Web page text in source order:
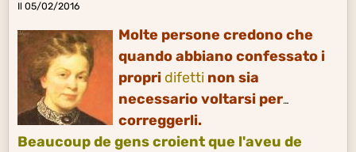
Il 05/02/2016
Molte persone credono che
quando abbiano confessato i
propri difettinon sia
necessario voltarsi per
correggerli.
Beaucoup de gens croient que l'aveu de